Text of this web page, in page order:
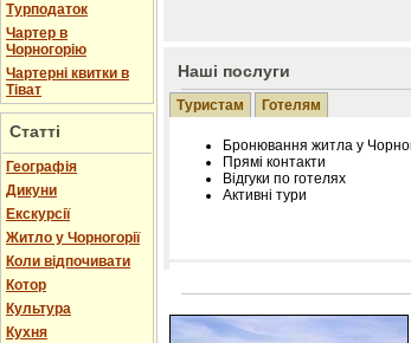
Турподаток
Чартер в
Чорногорію
Чартерні квитки в
Тіват
Статті
Географія
Дикуни
Екскурсії
Житло у Чорногорії
Коли відпочивати
Котор
Культура
Кухня
Наші послуги
Туристам Готелям
Бронювання житла у
Прямі контакти
Відгуки по готелях
Активні тури
Розміщення інформації
Редагування інформації і
Лічільник відвідувачів